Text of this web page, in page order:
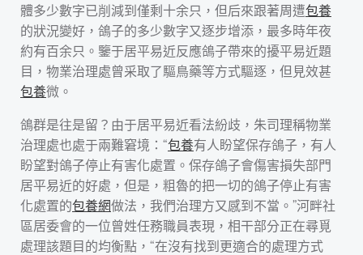
體多少數字已削減到僅剩十余只，但后來跟著周遭包養
的狀況變好，鴿子的多少數字又逐步增添，最多時年夜
約有百余只。鑒于居平易近反應鴿子帶來的擾平易近題
目，物業治理處曾采取了驅鳥藥等方式驅逐，但見效甚
包養微。
鴿群是往是留？由于居平易近看法紛歧，朱司理稱物業
治理處也處于兩難窘境：“包養有人盼望保存鴿子，有人
盼望對鴿子停止有害化處置。保存鴿子會傷害損失部門
居平易近的好處，但是，粗魯的把一切的鴿子停止有害
化處置的包養網做法，我們治理方又感到不當。”河畔社
區居委會的一位曾姓任務職員表現，相干部分正在尋覓
處理該題目的均衡點，“在沒有找到更適合的處理方式